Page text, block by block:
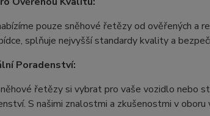
pouze sněhové řetězy od ověřených a
splňuje nejvyšší standardy kvality a
Poradenství:
řetězy si vybrat pro vaše vozidlo nebo
S našimi znalostmi a zkušenostmi v